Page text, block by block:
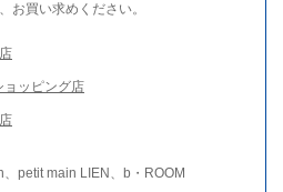
お買い求めください。
ョッピング店
petit main LIEN、b・ROOM